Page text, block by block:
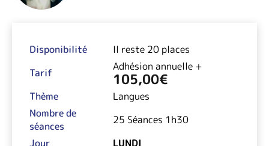
Disponibilité
Il reste 20 places
Tarif
Adhésion annuelle +
105,00€
Thème
Langues
Nombre de
séances
25 Séances 1h30
Jour
LUNDI